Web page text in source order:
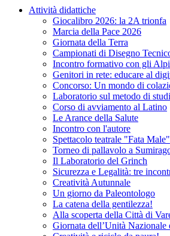
Attività didattiche
Giocalibro 2026: la 2A trionfa
Marcia della Pace 2026
Giornata della Terra
Campionati di Disegno
Incontro formativo con gli
Genitori in rete: educare al
Concorso: Un mondo di
Laboratorio sul metodo di
Corso di avviamento al Latino
Le Arance della Salute
Incontro con l'autore
Spettacolo teatrale "Fata Male"
Torneo di pallavolo a
Il Laboratorio del Grinch
Sicurezza e Legalità: tre
Creatività Autunnale
Un giorno da Paleontologo
La catena della gentilezza!
Alla scoperta della Città di
Giornata dell’Unità Nazionale